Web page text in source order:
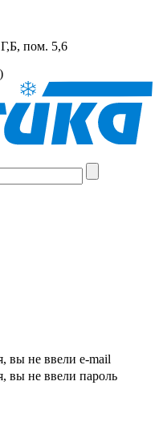
Г,Б, пом. 5,6
вы не ввели e-mail
вы не ввели пароль